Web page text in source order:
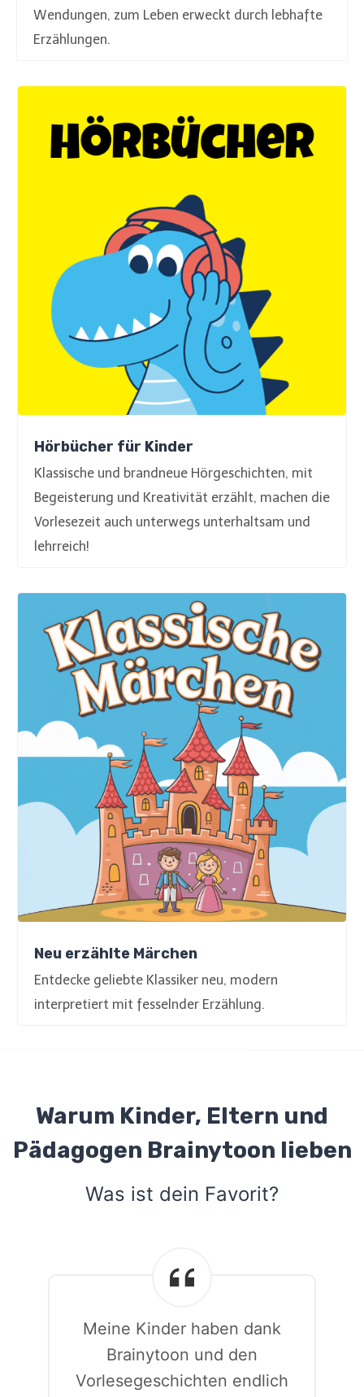
Wendungen, zum Leben erweckt durch lebhafte
Erzählungen.
Hörbücher für Kinder
Klassische und brandneue Hörgeschichten, mit
Begeisterung und Kreativität erzählt, machen die
Vorlesezeit auch unterwegs unterhaltsam und
lehrreich!
Neu erzählte Märchen
Entdecke geliebte Klassiker neu, modern
interpretiert mit fesselnder Erzählung.
Warum Kinder, Eltern und
Pädagogen Brainytoon lieben
Was ist dein Favorit?
Meine Kinder haben dank
Brainytoon und den
Vorlesegeschichten endlich